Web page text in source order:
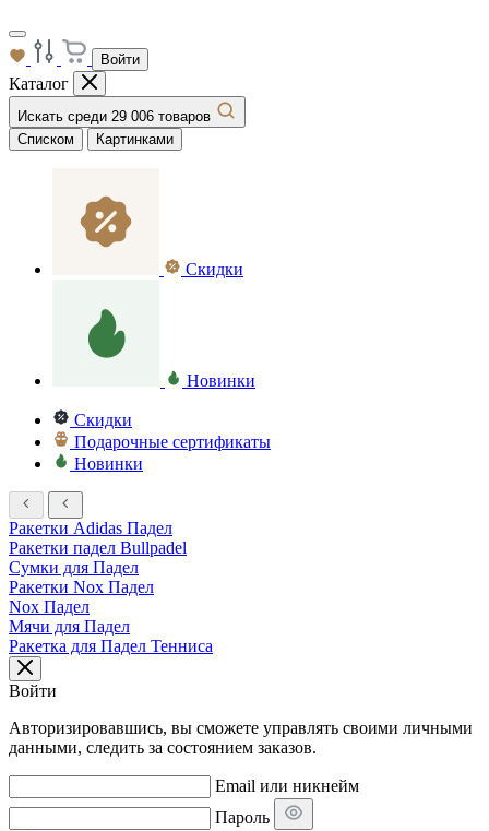
Войти
Каталог
Искать среди 29 006 товаров
Списком
Картинками
Скидки
Новинки
Скидки
Подарочные сертификаты
Новинки
Ракетки Adidas Падел
Ракетки падел Bullpadel
Сумки для Падел
Ракетки Nox Падел
Nox Падел
Мячи для Падел
Ракетка для Падел Тенниса
Войти
Авторизировавшись, вы сможете управлять своими личными
данными, следить за состоянием заказов.
Email или никнейм
Пароль